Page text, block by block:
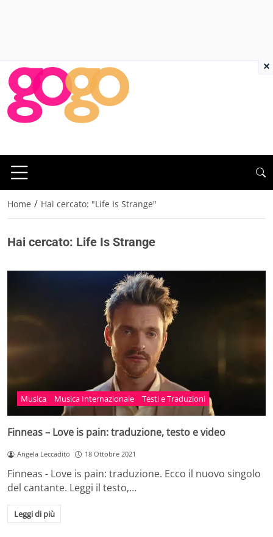
Home / Hai cercato: "Life Is Strange"
Hai cercato: Life Is Strange
Musica Musica Internazionale Testi e Traduzioni
Finneas – Love is pain: traduzione, testo e video
Angela Leccadito 18 Ottobre 2021
Finneas - Love is pain: traduzione. Ecco il nuovo singolo
del cantante. Leggi il testo,…
Leggi di più
×